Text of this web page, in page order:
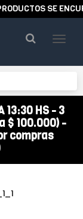
SE
13:30 HS - 3
$ 100.000) -
compras